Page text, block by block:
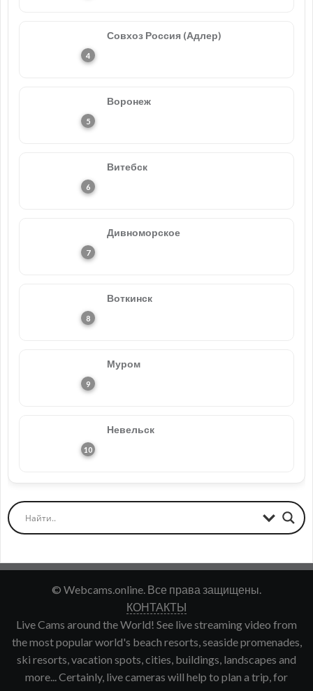
Совхоз Россия (Адлер)
Воронеж
Витебск
Дивноморское
Воткинск
Муром
Невельск
© Webcams.online. Все права защищены.
КОНТАКТЫ
Live Cams around the World! See live streaming video from
the most popular world's beach resorts, seaside promenades,
ski resorts, vacation spots, cities, buildings, landscapes and
more... Certainly, live cameras will help to plan a trip, for